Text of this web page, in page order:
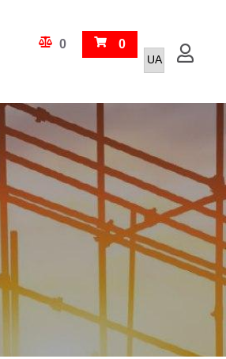
Порівняння
0 Кошик
0
Увійти